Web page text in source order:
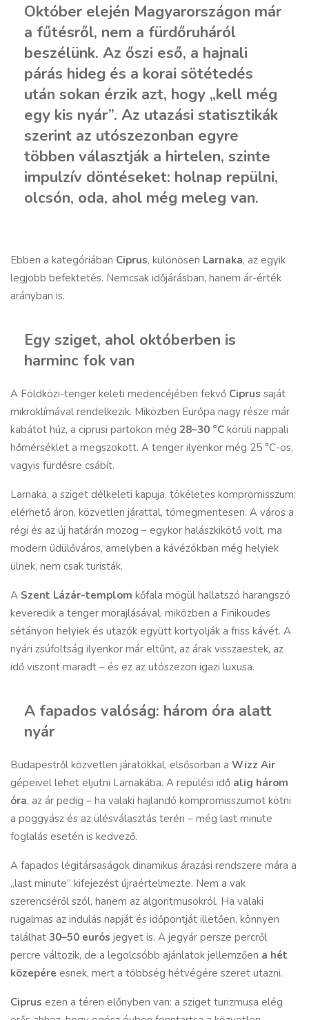
Október elején Magyarországon már
a fűtésről, nem a fürdőruháról
beszélünk. Az őszi eső, a hajnali
párás hideg és a korai sötétedés
után sokan érzik azt, hogy „kell még
egy kis nyár”. Az utazási statisztikák
szerint az utószezonban egyre
többen választják a hirtelen, szinte
impulzív döntéseket: holnap repülni,
olcsón, oda, ahol még meleg van.
Ebben a kategóriában Ciprus, különösen Larnaka, az egyik
legjobb befektetés. Nemcsak időjárásban, hanem ár-érték
arányban is.
Egy sziget, ahol októberben is
harminc fok van
A Földközi-tenger keleti medencéjében fekvő Ciprus saját
mikroklímával rendelkezik. Miközben Európa nagy része már
kabátot húz, a ciprusi partokon még 28–30 °C körüli nappali
hőmérséklet a megszokott. A tenger ilyenkor még 25 °C-os,
vagyis fürdésre csábít.
Larnaka, a sziget délkeleti kapuja, tökéletes kompromisszum:
elérhető áron, közvetlen járattal, tömegmentesen. A város a
régi és az új határán mozog – egykor halászkikötő volt, ma
modern üdülőváros, amelyben a kávézókban még helyiek
ülnek, nem csak turisták.
A Szent Lázár-templom kőfala mögül hallatszó harangszó
keveredik a tenger morajlásával, miközben a Finikoudes
sétányon helyiek és utazók együtt kortyolják a friss kávét. A
nyári zsúfoltság ilyenkor már eltűnt, az árak visszaestek, az
idő viszont maradt – és ez az utószezon igazi luxusa.
A fapados valóság: három óra alatt
nyár
Budapestről közvetlen járatokkal, elsősorban a Wizz Air
gépeivel lehet eljutni Larnakába. A repülési idő alig három
óra, az ár pedig – ha valaki hajlandó kompromisszumot kötni
a poggyász és az ülésválasztás terén – még last minute
foglalás esetén is kedvező.
A fapados légitársaságok dinamikus árazási rendszere mára a
„last minute” kifejezést újraértelmezte. Nem a vak
szerencséről szól, hanem az algoritmusokról. Ha valaki
rugalmas az indulás napját és időpontját illetően, könnyen
találhat 30–50 eurós jegyet is. A jegyár persze percről
percre változik, de a legolcsóbb ajánlatok jellemzően a hét
közepére esnek, mert a többség hétvégére szeret utazni.
Ciprus ezen a téren előnyben van: a sziget turizmusa elég